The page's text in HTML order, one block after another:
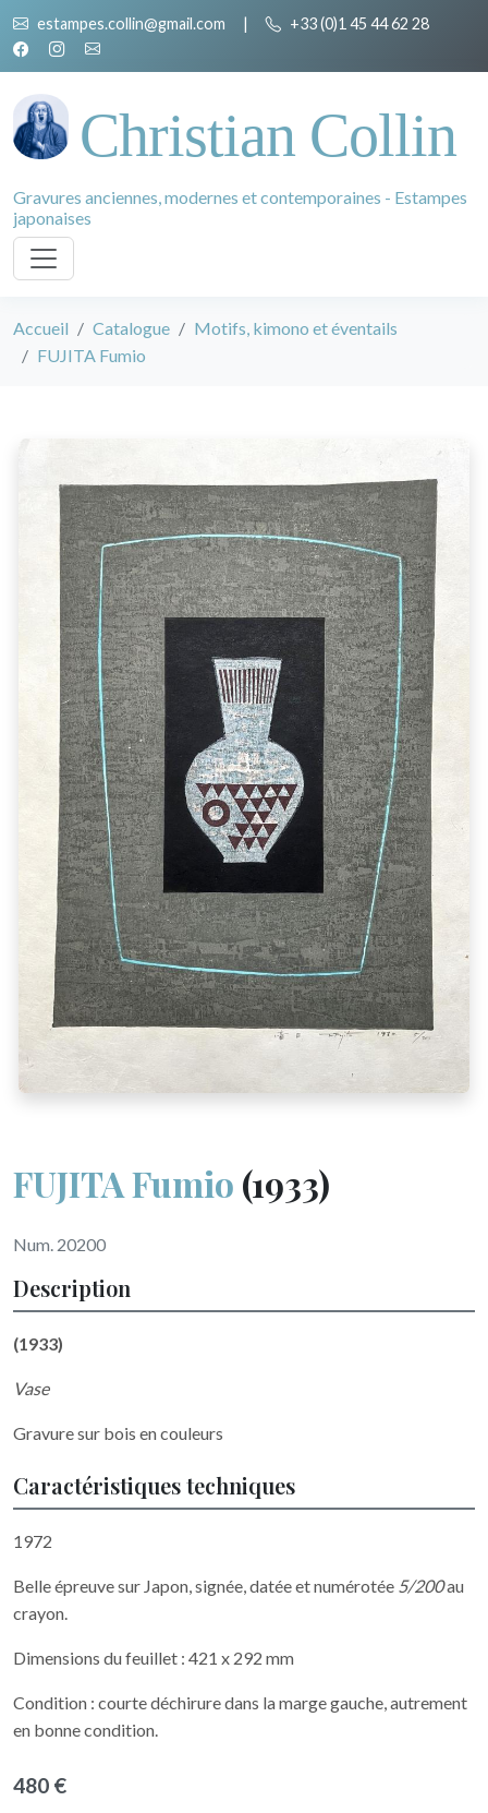
estampes.collin@gmail.com | +33 (0)1 45 44 62 28
Christian Collin
Gravures anciennes, modernes et contemporaines - Estampes
japonaises
Accueil Catalogue
Motifs, kimono et éventails
FUJITA Fumio
FUJITA Fumio (1933)
Num. 20200
Description
(1933)
Vase
Gravure sur bois en couleurs
Caractéristiques techniques
1972
Belle épreuve sur Japon, signée, datée et numérotée 5/200au
crayon.
Dimensions du feuillet : 421 x 292 mm
Condition : courte déchirure dans la marge gauche, autrement
en bonne condition.
480 €